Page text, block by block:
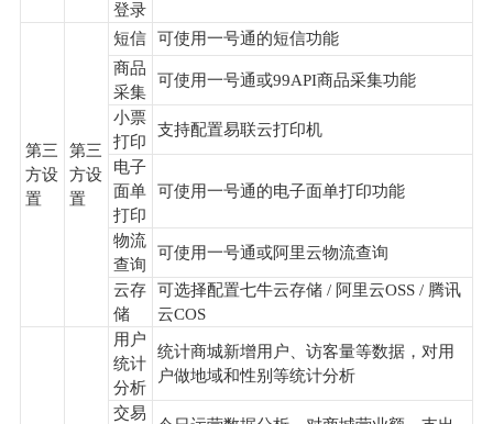
登录
第三
方设
置
第三
方设
置
短信
可使用一号通的短信功能
商品
采集
可使用一号通或99API商品采集功能
小票
打印
支持配置易联云打印机
电子
面单
打印
可使用一号通的电子面单打印功能
物流
查询
可使用一号通或阿里云物流查询
云存
储
可选择配置七牛云存储 / 阿里云OSS / 腾讯
云COS
用户
统计
分析
统计商城新增用户、访客量等数据，对用
户做地域和性别等统计分析
交易